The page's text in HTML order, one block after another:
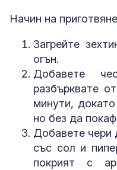
Начин на приготвяне
Загрейте
огън.
Добавете
разбърквате
минути,
но без да
Добавете чери
със сол и
покрият с